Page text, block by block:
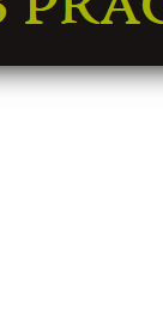
na
prví sme
tokajských